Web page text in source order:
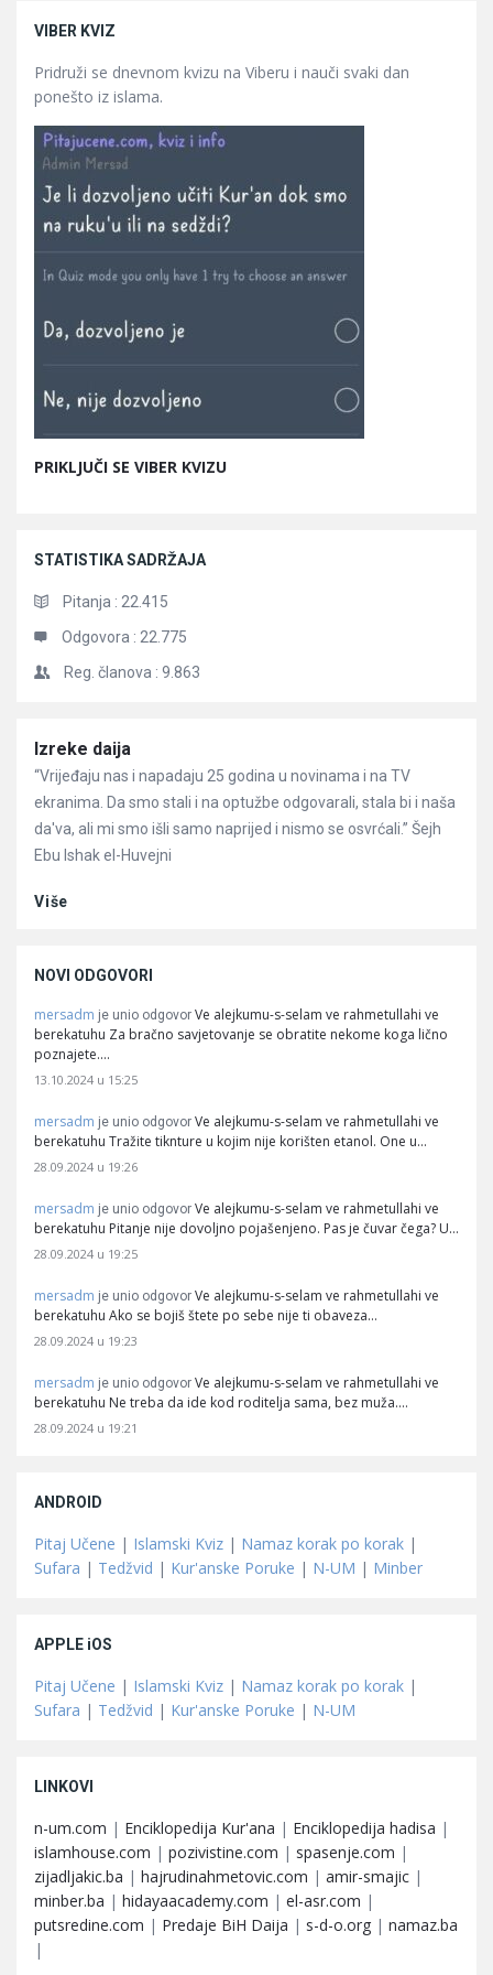
VIBER KVIZ
Pridruži se dnevnom kvizu na Viberu i nauči svaki dan
ponešto iz islama.
PRIKLJUČI SE VIBER KVIZU
STATISTIKA SADRŽAJA
Pitanja : 22.415
Odgovora : 22.775
Reg. članova : 9.863
Članci
Izreke daija
“Vrijeđaju nas i napadaju 25 godina u novinama i na TV
ekranima. Da smo stali i na optužbe odgovarali, stala bi i naša
da'va, ali mi smo išli samo naprijed i nismo se osvrćali.” Šejh
Ebu Ishak el-Huvejni
Više
NOVI ODGOVORI
mersadm je unio odgovor Ve alejkumu-s-selam ve rahmetullahi ve
berekatuhu Za bračno savjetovanje se obratite nekome koga lično
poznajete.…
13.10.2024 u 15:25
mersadm je unio odgovor Ve alejkumu-s-selam ve rahmetullahi ve
berekatuhu Tražite tiknture u kojim nije korišten etanol. One u…
28.09.2024 u 19:26
mersadm je unio odgovor Ve alejkumu-s-selam ve rahmetullahi ve
berekatuhu Pitanje nije dovoljno pojašenjeno. Pas je čuvar čega? U…
28.09.2024 u 19:25
mersadm je unio odgovor Ve alejkumu-s-selam ve rahmetullahi ve
berekatuhu Ako se bojiš štete po sebe nije ti obaveza…
28.09.2024 u 19:23
mersadm je unio odgovor Ve alejkumu-s-selam ve rahmetullahi ve
berekatuhu Ne treba da ide kod roditelja sama, bez muža.…
28.09.2024 u 19:21
ANDROID
Pitaj Učene | Islamski Kviz | Namaz korak po korak |
Sufara | Tedžvid | Kur'anske Poruke | N-UM | Minber
APPLE iOS
Pitaj Učene | Islamski Kviz | Namaz korak po korak |
Sufara | Tedžvid | Kur'anske Poruke | N-UM
LINKOVI
n-um.com | Enciklopedija Kur'ana | Enciklopedija hadisa |
islamhouse.com | pozivistine.com | spasenje.com |
zijadljakic.ba | hajrudinahmetovic.com | amir-smajic |
minber.ba | hidayaacademy.com | el-asr.com |
putsredine.com | Predaje BiH Daija | s-d-o.org | namaz.ba
|